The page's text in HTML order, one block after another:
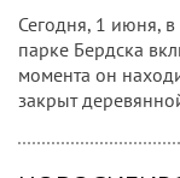
Сегодня, 1 июня,
парке Бердска
момента он
закрыт